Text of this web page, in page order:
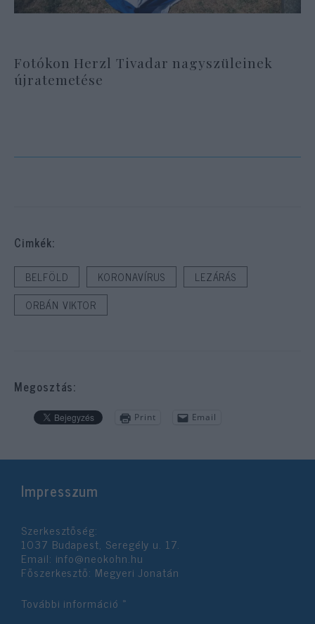
Fotókon Herzl Tivadar nagyszüleinek
újratemetése
Cimkék:
BELFÖLD KORONAVÍRUS
LEZÁRÁS
ORBÁN VIKTOR
Megosztás:
Print Email
Impresszum
Szerkesztőség:
1037 Budapest, Seregély u. 17.
Email: info@neokohn.hu
Főszerkesztő: Megyeri Jonatán
További információ »